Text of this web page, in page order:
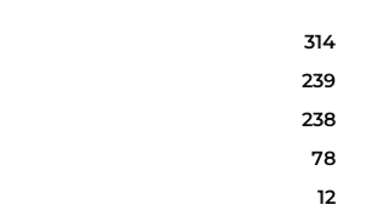
314
239
238
78
12